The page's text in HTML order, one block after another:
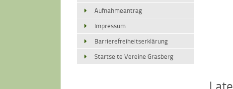
Aufnahmeantrag
Impressum
Barrierefreiheitserklärung
Startseite Vereine Grasberg